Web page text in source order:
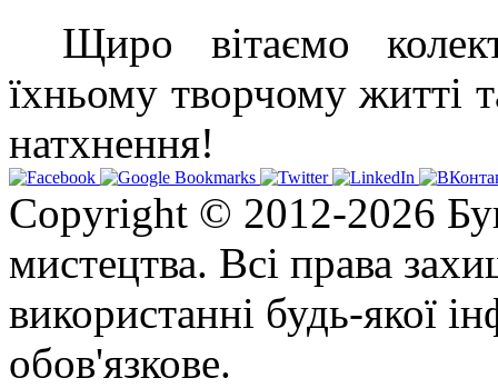
Щиро вітаємо
їхньому творчому житті
натхнення!
Copyright © 2012-2026
мистецтва. Всі права
використанні будь-якої
обов'язкове.